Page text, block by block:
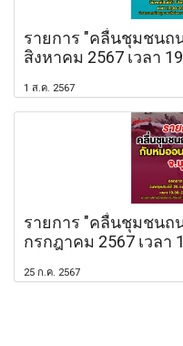
รายการ "คลื่นชุมชนถ
สิงหาคม 2567 เวลา
1 ส.ค. 2567
รายการ "คลื่นชุมชน
กรกฎาคม 2567 เวลา
25 ก.ค. 2567